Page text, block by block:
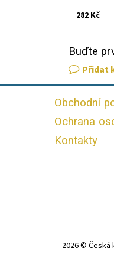
282 Kč
Buďte
Přidat
Obchodní
Ochrana
Kontakty
2026 ©